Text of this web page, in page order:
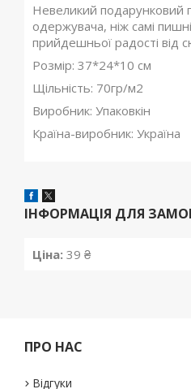
Невеликий подарунковий
одержувача, ніж самі
прийдешньої радості від
Розмір: 37*24*10 см
Щільність: 70гр/м2
Виробник: Упаковкін
Країна-виробник: Україна
ІНФОРМАЦІЯ ДЛЯ
Ціна: 39 ₴
ПРО НАС
Відгуки